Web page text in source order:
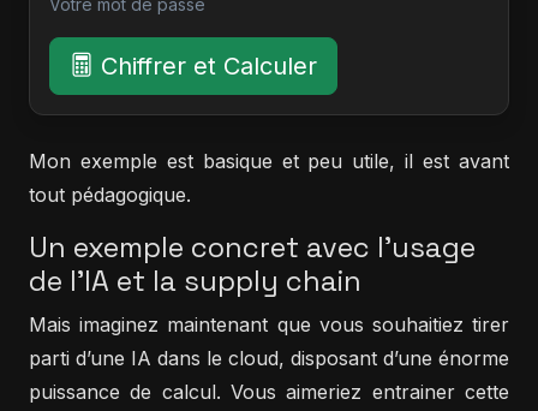
Chiffrer et Calculer
Mon exemple est basique et peu utile, il est avant
tout pédagogique.
Un exemple concret avec l'usage
de l'IA et la supply chain
Mais imaginez maintenant que vous souhaitiez tirer
parti d’une IA dans le cloud, disposant d’une énorme
puissance de calcul. Vous aimeriez entrainer cette